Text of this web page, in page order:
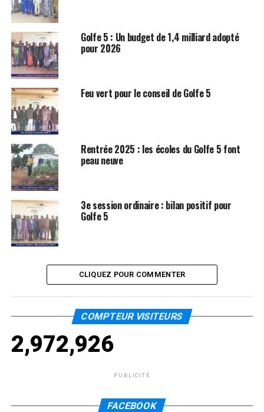
Golfe 5 : Un budget de 1,4 milliard adopté
pour 2026
Feu vert pour le conseil de Golfe 5
Rentrée 2025 : les écoles du Golfe 5 font
peau neuve
3e session ordinaire : bilan positif pour
Golfe 5
CLIQUEZ POUR COMMENTER
COMPTEUR VISITEURS
2,972,926
PUBLICITÉ
FACEBOOK